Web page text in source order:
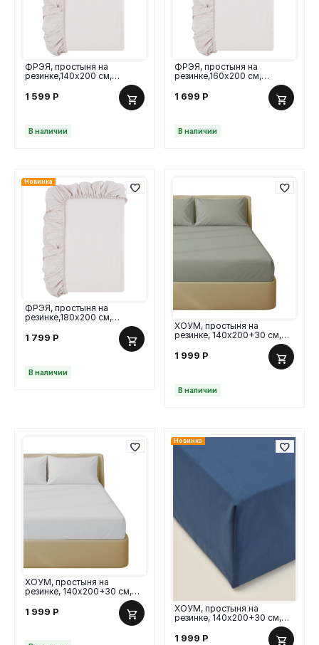
ФРЭЯ, простыня на
резинке,140х200 см,
1 599 Р
В наличии
ФРЭЯ, простыня на
резинке,160х200 см,
1 699 Р
В наличии
Новинка
ФРЭЯ, простыня на
резинке,180х200 см,
1 799 Р
В наличии
ХОУМ, простыня на
резинке, 140х200+30 см,
1 999 Р
В наличии
ХОУМ, простыня на
резинке, 140х200+30 см,
1 999 Р
Новинка
ХОУМ, простыня на
резинке, 140х200+30 см,
1 999 Р